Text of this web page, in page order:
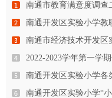
南通市教育满意度调查
2022-2023学年第一学
南通开发区实验小学“